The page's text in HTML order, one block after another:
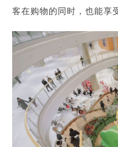
客在购物的同时，也能享